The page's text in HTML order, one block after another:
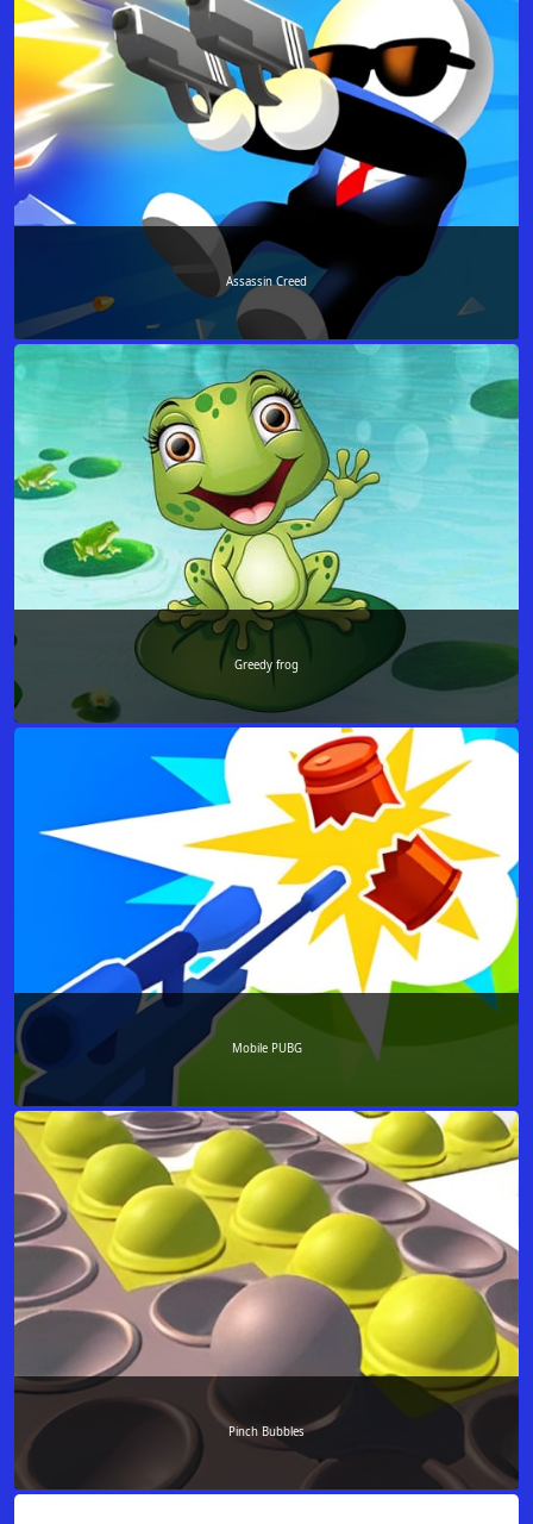
Assassin Creed
Greedy frog
Mobile PUBG
Pinch Bubbles